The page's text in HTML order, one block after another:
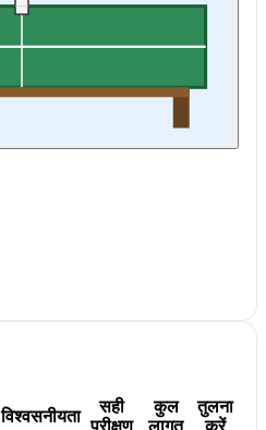
विश्वसनीयता
सही
परीक्षण
कुल
लागत
तुलना
करें